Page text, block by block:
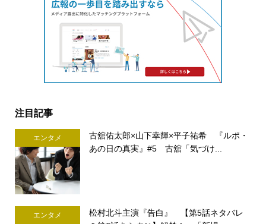
注目記事
エンタメ
古舘佑太郎×山下幸輝×平子祐希 『ルポ・
あの日の真実』#5 古舘「気づけ...
エンタメ
松村北斗主演『告白』 【第5話ネタバレ